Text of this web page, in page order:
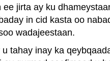
jirta ay ku
in cid kasta oo
wadajeestaan.
tahay inay ka